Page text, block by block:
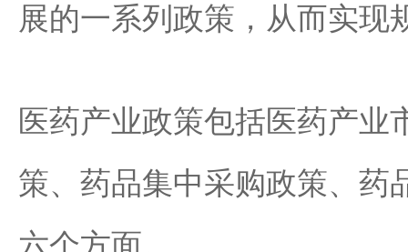
展的一系列政策，从而实现
医药产业政策包括医药产业
策、药品集中采购政策、药
六个方面。